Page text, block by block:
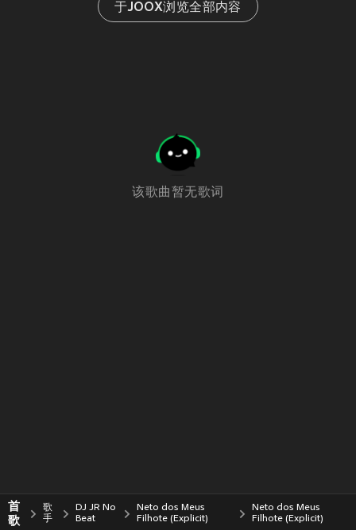
于JOOX浏览全部内容
该歌曲暂无歌词
首
歌
歌
手
DJ JR No
Beat
Neto dos Meus
Filhote (Explicit)
Neto dos Meus
Filhote (Explicit)